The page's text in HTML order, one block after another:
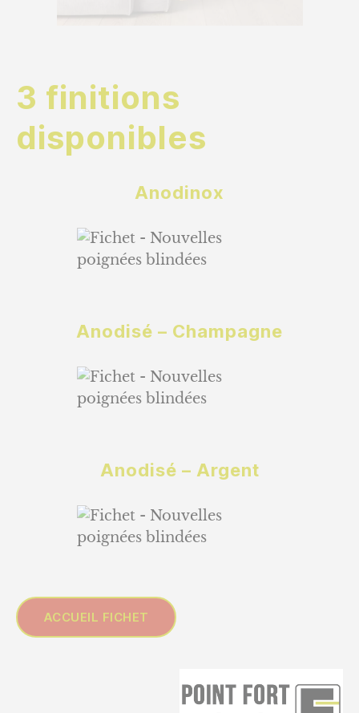
3 finitions
disponibles
Anodinox
Anodisé – Champagne
Anodisé – Argent
ACCUEIL FICHET